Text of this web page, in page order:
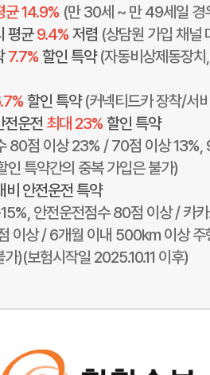
균 14.9% (만 30세 ~ 만 49세일 경
평균9.4% 저렴 (상담원 가입 채널
7.7% 할인 특약(자동비상제동장
할인 특약(커넥티드카 장착/서
전운전 최대 23% 할인 특약
80점 이상 23% / 70점 이상
인 특약간의 중복 가입은 불가)
비 안전운전 특약
안전운전점수 80점 이상 / 카
이상 / 6개월 이내 500km 이상 주
)(보험시작일 2025.10.11 이후)